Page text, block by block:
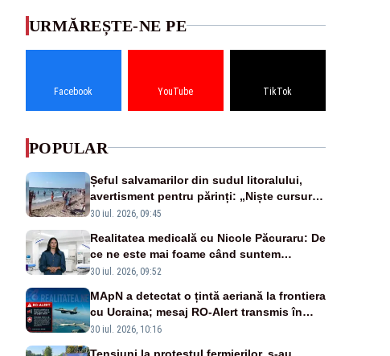
URMĂREȘTE-NE PE
Facebook YouTube TikTok
POPULAR
Șeful salvamarilor din sudul litoralului,
avertisment pentru părinți: „Niște cursuri
de înot la piscină nu sunt suficiente”
30 iul. 2026, 09:45
Realitatea medicală cu Nicole Păcuraru: De
ce ne este mai foame când suntem
obosiți?
30 iul. 2026, 09:52
MApN a detectat o țintă aeriană la frontiera
cu Ucraina; mesaj RO-Alert transmis în
județul Tulcea
30 iul. 2026, 10:16